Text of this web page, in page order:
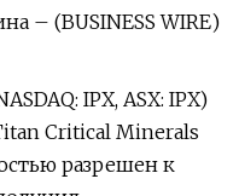
– (BUSINESS WIRE)
IPX, ASX: IPX)
Critical Minerals
разрешен к